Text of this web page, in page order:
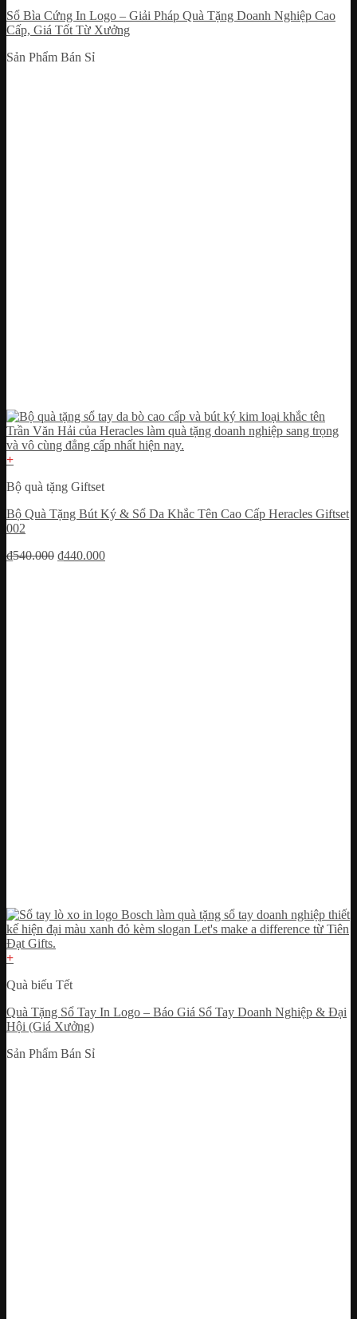
Sổ Bìa Cứng In Logo – Giải Pháp Quà Tặng Doanh Nghiệp Cao
Cấp, Giá Tốt Từ Xưởng
Sản Phẩm Bán Sỉ
+
Bộ quà tặng Giftset
Bộ Quà Tặng Bút Ký & Sổ Da Khắc Tên Cao Cấp Heracles Giftset
002
₫540.000 Giá
₫440.000Giá
+
Quà biếu Tết
Quà Tặng Sổ Tay In Logo – Báo Giá Sổ Tay Doanh Nghiệp & Đại
Hội (Giá Xưởng)
Sản Phẩm Bán Sỉ